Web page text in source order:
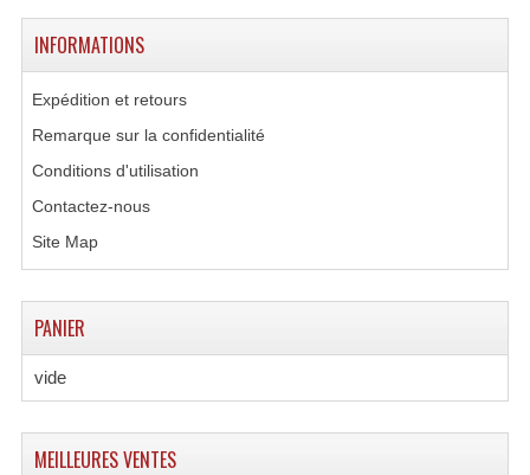
Amplificateurs (L 100v)
Enceintes Encastrables Ligne 100V 4-8 Ohm
Hp À Chambre De Compression
Microphone PA & Micro Pupitre
Système D'interprétation Simultanée
INFORMATIONS
Expédition et retours
Remarque sur la confidentialité
Conditions d'utilisation
Contactez-nous
Site Map
PANIER
vide
MEILLEURES VENTES